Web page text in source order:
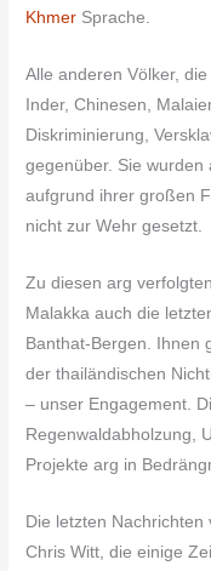
Khmer Sprache.
Alle anderen Völker,
Inder, Chinesen,
Diskriminierung,
gegenüber. Sie wurden
aufgrund ihrer großen
nicht zur Wehr gesetzt.
Zu diesen arg
Malakka auch die
Banthat-Bergen. Ihnen
der thailändischen
– unser Engagement.
Regenwaldabholzung,
Projekte arg in
Die letzten
Chris Witt, die einige